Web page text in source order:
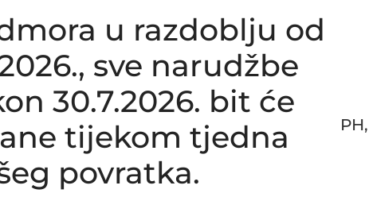
u razdoblju od
sve narudžbe
30.7.2026. bit će
tijekom tjedna
povratka.
TERRACAN 2.9 CRDi, 25411-H1910PH,
25411H1910, 25411-25412A